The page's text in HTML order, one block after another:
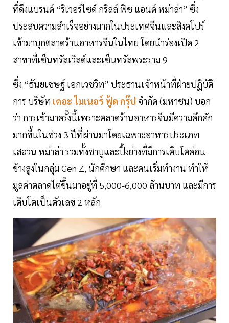
ที่ดึงแบรนด์ “ริเวอร์ไซด์ กริลล์ ฟิช แอนด์ หม่าล่า” ซึ่ง
ประสบความสำเร็จอย่างมากในประเทศจีนและสิงคโปร์
เข้ามาบุกตลาดร้านอาหารจีนในไทย โดยนำร่องเปิด 2
สาขาที่เซ็นทรัลเวิลด์และเซ็นทรัลพระราม 9
ซึ่ง “ธันยเชษฐ์ เอกเวชวิท” ประธานเจ้าหน้าที่ฝ่ายปฏิบัติ
การ บริษัท เดอะ ไมเนอร์ ฟู้ด กรุ๊ป จำกัด (มหาชน) บอก
ว่า การเข้ามาครั้งนี้เพราะตลาดร้านอาหารจีนมีความคึกคัก
มากขึ้นในช่วง 3 ปีที่ผ่านมาโดยเฉพาะอาหารประเภท
เสฉวน หม่าล่า รวมทั้งชาบูและปิ้งย่างที่มีการเติบโตค่อน
ข้างสูงในกลุ่ม Gen Z, นักศึกษา และคนเริ่มทำงาน ทำให้
มูลค่าตลาดไต่ขึ้นมาอยู่ที่ 5,000-6,000 ล้านบาท และมีการ
เติบโตเป็นตัวเลข 2 หลัก